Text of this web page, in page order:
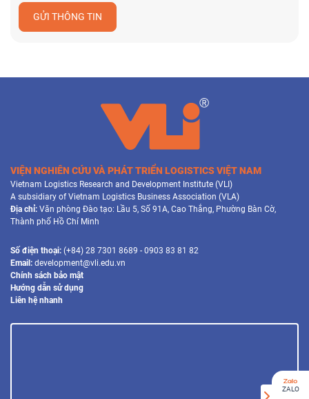
GỬI THÔNG TIN
VIỆN NGHIÊN CỨU VÀ PHÁT TRIỂN LOGISTICS VIỆT NAM
Vietnam Logistics Research and Development Institute (VLI)
A subsidiary of Vietnam Logistics Business Association (VLA)
Địa chỉ: Văn phòng Đào tạo: Lầu 5, Số 91A, Cao Thắng, Phường Bàn Cờ,
Thành phố Hồ Chí Minh
Số điện thoại: (+84) 28 7301 8689 - 0903 83 81 82
Email: development@vli.edu.vn
Chính sách bảo mật
Hướng dẫn sử dụng
Liên hệ nhanh
ZALO